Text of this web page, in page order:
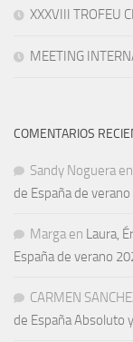
XXXVIII TROFEU
MEETING
COMENTARIOS
Sandy Noguera en
de España de
Marga en Laura,
España de verano
CARMEN
de España Absoluto